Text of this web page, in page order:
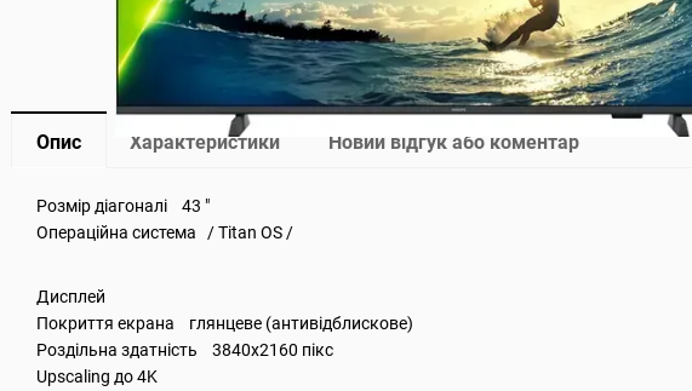
Опис Характеристики Новий відгук або коментар
Розмір діагоналі 43 "
Операційна система / Titan OS /
Дисплей
Покриття екрана глянцеве (антивідблискове)
Роздільна здатність 3840x2160 пікс
Upscaling до 4K